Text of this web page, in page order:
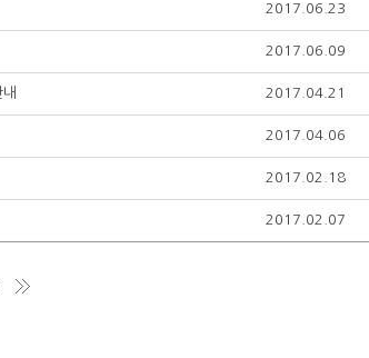
2017.06.23
2017.06.09
2017.04.21
2017.04.06
2017.02.18
2017.02.07